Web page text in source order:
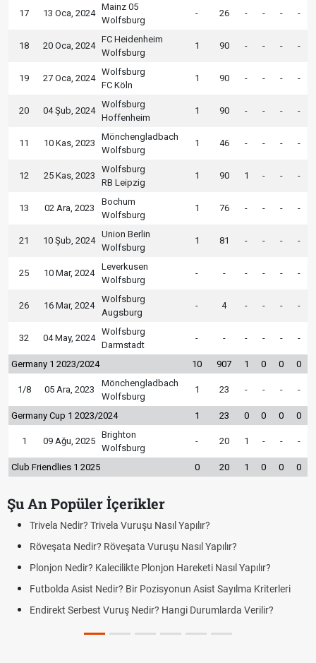
17 13 Oca, 2024
Mainz 05
Wolfsburg
- 26 - - - -
18 20 Oca, 2024
FC Heidenheim
Wolfsburg
1 90 - - - -
19 27 Oca, 2024
Wolfsburg
FC Köln
1 90 - - - -
20 04 Şub, 2024
Wolfsburg
Hoffenheim
1 90 - - - -
11 10 Kas, 2023
Mönchengladbach
Wolfsburg
1 46 - - - -
12 25 Kas, 2023
Wolfsburg
RB Leipzig
1 90 1 - - -
13 02 Ara, 2023
Bochum
Wolfsburg
1 76 - - - -
21 10 Şub, 2024
Union Berlin
Wolfsburg
1 81 - - - -
25 10 Mar, 2024
Leverkusen
Wolfsburg
- - - - - -
26 16 Mar, 2024
Wolfsburg
Augsburg
- 4 - - - -
32 04 May, 2024
Wolfsburg
Darmstadt
- - - - - -
Germany 1 2023/2024 10 907 1 0 0 0
1/8 05 Ara, 2023
Mönchengladbach
Wolfsburg
1 23 - - - -
Germany Cup 1 2023/2024 1 23 0 0 0 0
1 09 Ağu, 2025
Brighton
Wolfsburg
- 20 1 - - -
Club Friendlies 1 2025 0 20 1 0 0 0
Şu An Popüler İçerikler
Trivela Nedir? Trivela Vuruşu Nasıl Yapılır?
Röveşata Nedir? Röveşata Vuruşu Nasıl Yapılır?
Plonjon Nedir? Kalecilikte Plonjon Hareketi Nasıl Yapılır?
Futbolda Asist Nedir? Bir Pozisyonun Asist Sayılma Kriterleri
Endirekt Serbest Vuruş Nedir? Hangi Durumlarda Verilir?